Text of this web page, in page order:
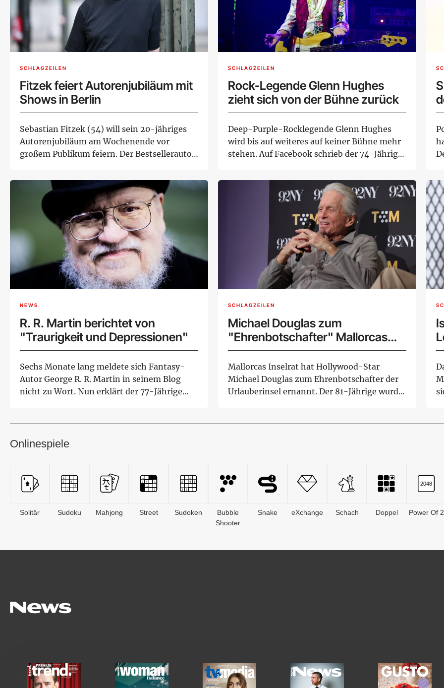
SCHLAGZEILEN
Fitzek feiert Autorenjubiläum mit
Shows in Berlin
Sebastian Fitzek (54) will sein 20-jähriges
Autorenjubiläum am Wochenende vor
großem Publikum feiern. Der Bestsellerautor
SCHLAGZEILEN
Rock-Legende Glenn Hughes
zieht sich von der Bühne zurück
Deep-Purple-Rocklegende Glenn Hughes
wird bis auf weiteres auf keiner Bühne mehr
stehen. Auf Facebook schrieb der 74-Jährige
NEWS
R. R. Martin berichtet von
"Traurigkeit und Depressionen"
Sechs Monate lang meldete sich Fantasy-
Autor George R. R. Martin in seinem Blog
nicht zu Wort. Nun erklärt der 77-Jährige
SCHLAGZEILEN
Michael Douglas zum
"Ehrenbotschafter" Mallorcas
ernannt
Mallorcas Inselrat hat Hollywood-Star
Michael Douglas zum Ehrenbotschafter der
Urlauberinsel ernannt. Der 81-Jährige wurde
Onlinespiele
Solitär Sudoku Mahjong Street Sudoken
Bubble
Shooter
Snake eXchange Schach Doppel Power Of 2